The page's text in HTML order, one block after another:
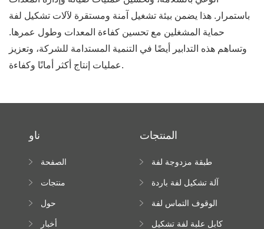
باستمرار. هذا يضمن بيئة تشغيل آمنة ومستقرة لآلات تشكيل لفة
حماية المشغلين مع تحسين كفاءة المعدات وطول عمرها.
وتساهم هذه التدابير أيضًا في التنمية المستدامة للشركة، وتعزيز
عمليات إنتاج أكثر أمانًا وكفاءة.
ناو
الصفحة
منتجات
حول
أخبار
المنتجات
طبقة مزدوجة لفة
آلة تشكيل لفة باردة
الوقوف التماس لفة
كابل علبة لفة تشكيل